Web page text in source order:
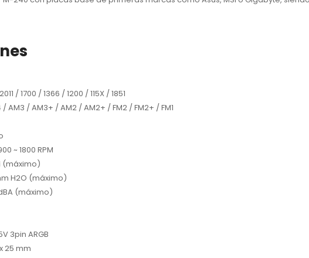
/ 1700 / 1366 / 1200 / 115X / 1851
AM3 / AM3+ / AM2 / AM2+ / FM2 / FM2+ / FM1
~ 1800 RPM
(máximo)
H2O (máximo)
(máximo)
3pin ARGB
25 mm